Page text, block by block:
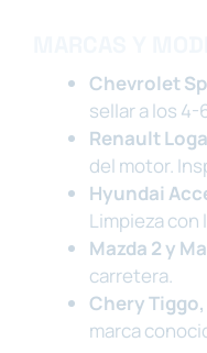
Chevrolet
sellar a los 4-
Renault
del motor.
Hyundai
Limpieza
Mazda 2 y
carretera.
Chery Tiggo,
marca